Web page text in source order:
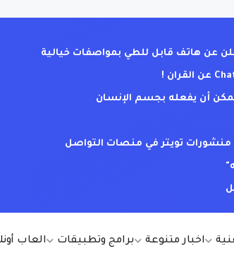
اخبار متنوعة برامج وتطبيقات العاب
عن هاتف قابل للطي بمواصفات خيالية
أن يفعله بجسم الإنسان
منشورات تويتر في منصات التواصل